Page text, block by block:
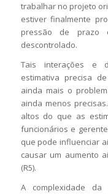
trabalhar no projeto
estiver finalmente
pressão de prazo
descontrolado.
Tais interações e
estimativa precisa
ainda mais o
ainda menos
altos do que as
funcionários e
que pode influenciar
causar um aumento
(R5).
A complexidade